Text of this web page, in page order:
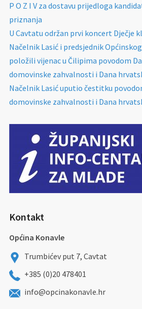
P O Z I V za dostavu prijedloga
priznanja
U Cavtatu održan prvi koncert Dječje
Načelnik Lasić i predsjednik
položili vijenac u Čilipima povodom
domovinske zahvalnosti i Dana
Načelnik Lasić uputio čestitku
domovinske zahvalnosti i Dana
Kontakt
Općina Konavle
Trumbićev put 7, Cavtat
+385 (0)20 478401
info@opcinakonavle.hr